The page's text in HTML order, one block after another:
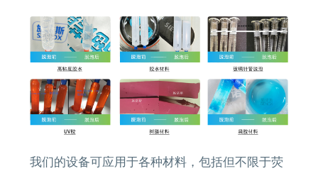
我们的设备可应用于各种材料，包括但不限于荧